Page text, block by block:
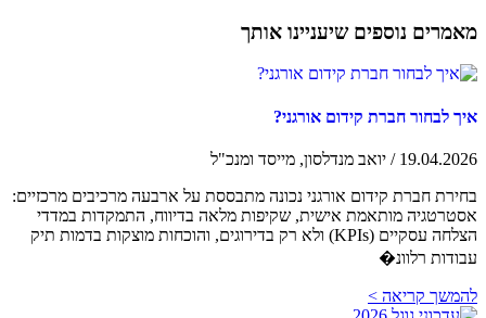
מאמרים נוספים שיעניינו אותך
איך לבחור חברת קידום אורגני?
19.04.2026 / יואב מנדלסון, מייסד ומנכ"ל
בחירת חברת קידום אורגני נכונה מתבססת על ארבעה מרכיבים מרכזיים:
אסטרטגיה מותאמת אישית, שקיפות מלאה בדיווח, התמקדות במדדי
הצלחה עסקיים (KPIs) ולא רק בדירוגים, והוכחות מוצקות בדמות תיק
עבודות רלוונ�
להמשך קריאה >